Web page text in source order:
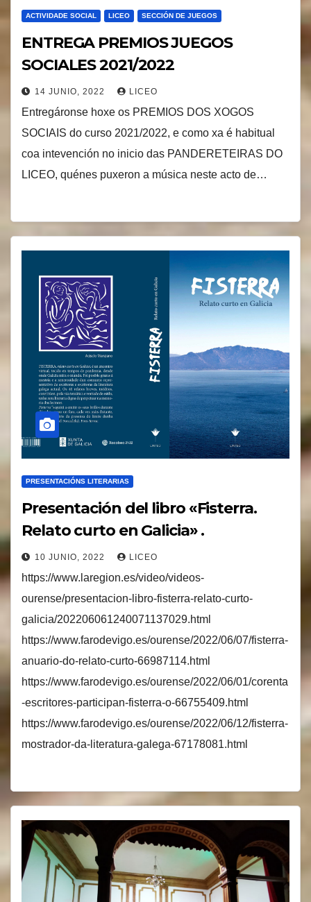
ACTIVIDADE SOCIAL LICEO SECCIÓN DE JUEGOS
ENTREGA PREMIOS JUEGOS
SOCIALES 2021/2022
14 JUNIO, 2022 LICEO
Entregáronse hoxe os PREMIOS DOS XOGOS
SOCIAIS do curso 2021/2022, e como xa é habitual
coa intevención no inicio das PANDERETEIRAS DO
LICEO, quénes puxeron a música neste acto de…
PRESENTACIÓNS LITERARIAS
Presentación del libro «Fisterra.
Relato curto en Galicia» .
10 JUNIO, 2022 LICEO
https://www.laregion.es/video/videos-
ourense/presentacion-libro-fisterra-relato-curto-
galicia/202206061240071137029.html
https://www.farodevigo.es/ourense/2022/06/07/fisterra-
anuario-do-relato-curto-66987114.html
https://www.farodevigo.es/ourense/2022/06/01/corenta
-escritores-participan-fisterra-o-66755409.html
https://www.farodevigo.es/ourense/2022/06/12/fisterra-
mostrador-da-literatura-galega-67178081.html